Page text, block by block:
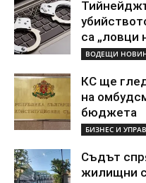
са „ловци
ВОДЕЩИ
КС ще
на
бюджета
БИЗНЕС И
Съдът
жилищни